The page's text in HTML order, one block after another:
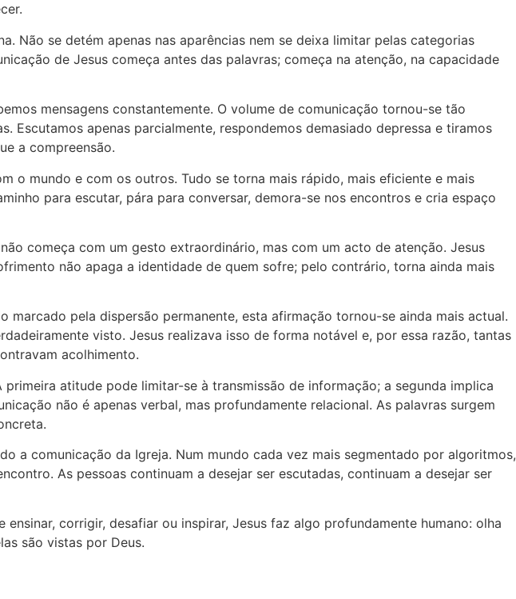
Não se detém apenas nas aparências nem se deixa limitar pelas categorias
de Jesus começa antes das palavras; começa na atenção, na capacidade
mensagens constantemente. O volume de comunicação tornou-se tão
Escutamos apenas parcialmente, respondemos demasiado depressa e tiramos
a compreensão.
o mundo e com os outros. Tudo se torna mais rápido, mais eficiente e mais
para escutar, pára para conversar, demora-se nos encontros e cria espaço
começa com um gesto extraordinário, mas com um acto de atenção. Jesus
não apaga a identidade de quem sofre; pelo contrário, torna ainda mais
pela dispersão permanente, esta afirmação tornou-se ainda mais actual.
visto. Jesus realizava isso de forma notável e, por essa razão, tantas
acolhimento.
atitude pode limitar-se à transmissão de informação; a segunda implica
não é apenas verbal, mas profundamente relacional. As palavras surgem
a comunicação da Igreja. Num mundo cada vez mais segmentado por algoritmos,
As pessoas continuam a desejar ser escutadas, continuam a desejar ser
corrigir, desafiar ou inspirar, Jesus faz algo profundamente humano: olha
são vistas por Deus.